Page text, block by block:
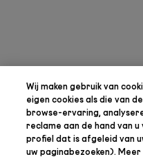
Wij maken gebruik van
eigen cookies als die van
browse-ervaring,
reclame aan de hand van
profiel dat is afgeleid van
uw paginabezoeken).